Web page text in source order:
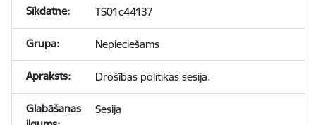
TS01c44137
Nepieciešams
Drošības politikas sesija.
Sesija